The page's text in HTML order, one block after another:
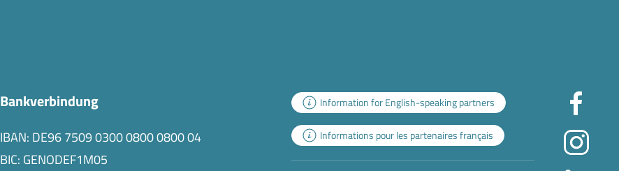
Bankverbindung
IBAN: DE96 7509 0300 0800 0800 04
BIC: GENODEF1M05
Information for English-speaking partners
Informations pour les partenaires français